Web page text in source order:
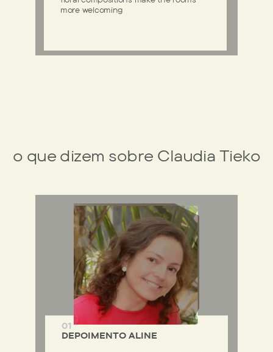
more welcoming
o que dizem sobre Claudia Tieko
01
DEPOIMENTO ALINE